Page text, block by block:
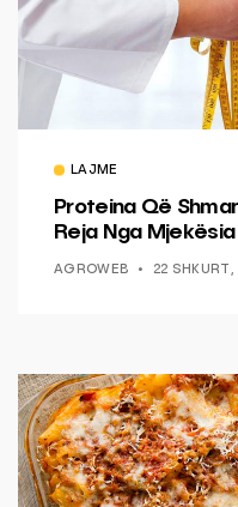
LAJME
Proteina Që
Reja Nga Mjekësia
AGROWEB 22 SHKURT,